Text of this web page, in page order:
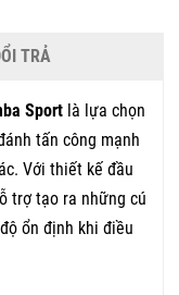
TRẢ
Sport là lựa chọn
tấn công mạnh
Với thiết kế đầu
trợ tạo ra những cú
ổn định khi điều